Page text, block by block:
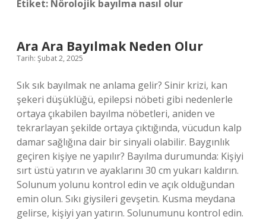
Etiket: Nörolojik bayılma nasıl olur
Ara Ara Bayılmak Neden Olur
Tarih: Şubat 2, 2025
Sık sık bayılmak ne anlama gelir? Sinir krizi, kan
şekeri düşüklüğü, epilepsi nöbeti gibi nedenlerle
ortaya çıkabilen bayılma nöbetleri, aniden ve
tekrarlayan şekilde ortaya çıktığında, vücudun kalp
damar sağlığına dair bir sinyali olabilir. Baygınlık
geçiren kişiye ne yapılır? Bayılma durumunda: Kişiyi
sırt üstü yatırın ve ayaklarını 30 cm yukarı kaldırın.
Solunum yolunu kontrol edin ve açık olduğundan
emin olun. Sıkı giysileri gevşetin. Kusma meydana
gelirse, kişiyi yan yatırın. Solunumunu kontrol edin.